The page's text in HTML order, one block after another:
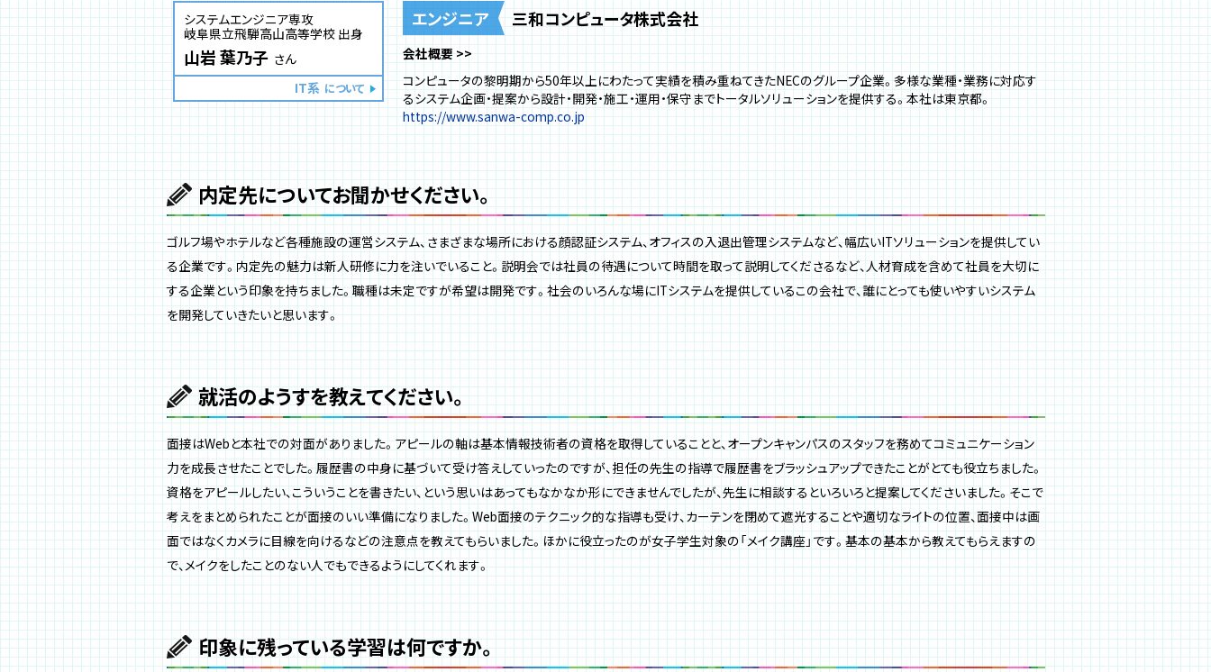
システムエンジニア専攻
岐阜県立飛騨高山高等学校 出身
山岩 葉乃子 さん
IT系 について
エンジニア 三和コンピュータ株式会社
会社概要
コンピュータの黎明期から50年以上にわたって実績を積み重ねてきたNECのグループ企業。多様な業種・業務に対応す
るシステム企画・提案から設計・開発・施工・運用・保守までトータルソリューションを提供する。本社は東京都。
https://www.sanwa-comp.co.jp
内定先についてお聞かせください。
ゴルフ場やホテルなど各種施設の運営システム、さまざまな場所における顔認証システム、オフィスの入退出管理システムなど、幅広いITソリューションを提供してい
る企業です。内定先の魅力は新人研修に力を注いでいること。説明会では社員の待遇について時間を取って説明してくださるなど、人材育成を含めて社員を大切に
する企業という印象を持ちました。職種は未定ですが希望は開発です。社会のいろんな場にITシステムを提供しているこの会社で、誰にとっても使いやすいシステム
を開発していきたいと思います。
就活のようすを教えてください。
面接はWebと本社での対面がありました。アピールの軸は基本情報技術者の資格を取得していることと、オープンキャンパスのスタッフを務めてコミュニケーション
力を成長させたことでした。履歴書の中身に基づいて受け答えしていったのですが、担任の先生の指導で履歴書をブラッシュアップできたことがとても役立ちました。
資格をアピールしたい、こういうことを書きたい、という思いはあってもなかなか形にできませんでしたが、先生に相談するといろいろと提案してくださいました。そこで
考えをまとめられたことが面接のいい準備になりました。Web面接のテクニック的な指導も受け、カーテンを閉めて遮光することや適切なライトの位置、面接中は画
面ではなくカメラに目線を向けるなどの注意点を教えてもらいました。ほかに役立ったのが女子学生対象の「メイク講座」です。基本の基本から教えてもらえますの
で、メイクをしたことのない人でもできるようにしてくれます。
印象に残っている学習は何ですか。